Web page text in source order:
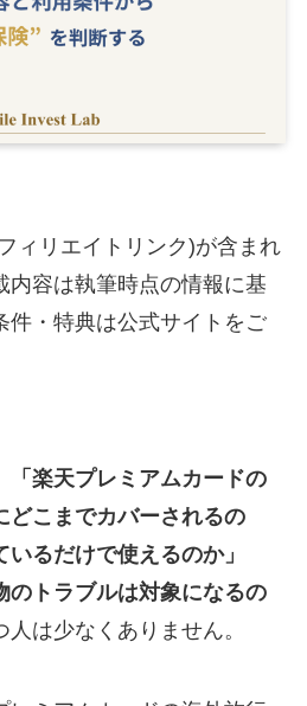
ィリエイトリンク)が含まれ
内容は執筆時点の情報に基
件・特典は公式サイトをご
「楽天プレミアムカードの
どこまでカバーされるの
るだけで使えるのか」
のトラブルは対象になるの
人は少なくありません。